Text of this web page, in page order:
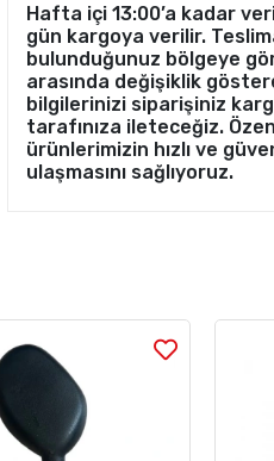
Hafta içi 13:00’a kadar
gün kargoya verilir.
bulunduğunuz bölgeye
arasında değişiklik
bilgilerinizi siparişiniz
tarafınıza ileteceğiz.
ürünlerimizin hızlı ve
ulaşmasını sağlıyoruz.